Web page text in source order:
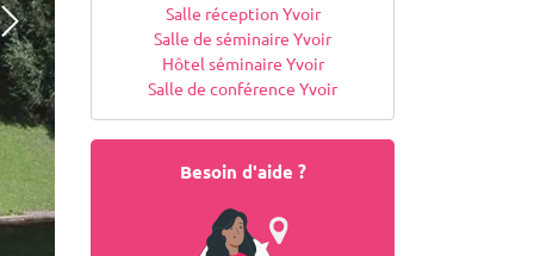
Salle réception Yvoir
Salle de séminaire Yvoir
Hôtel séminaire Yvoir
Salle de conférence Yvoir
Besoin d'aide ?